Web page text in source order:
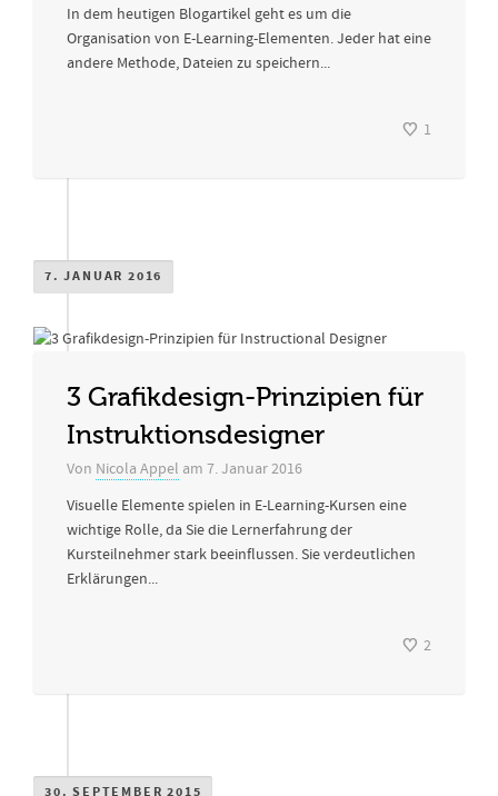
In dem heutigen Blogartikel geht es um die
Organisation von E-Learning-Elementen. Jeder hat eine
andere Methode, Dateien zu speichern...
1
7. JANUAR 2016
3 Grafikdesign-Prinzipien für
Instruktionsdesigner
Von Nicola Appel am 7. Januar 2016
Visuelle Elemente spielen in E-Learning-Kursen eine
wichtige Rolle, da Sie die Lernerfahrung der
Kursteilnehmer stark beeinflussen. Sie verdeutlichen
Erklärungen...
2
30. SEPTEMBER 2015